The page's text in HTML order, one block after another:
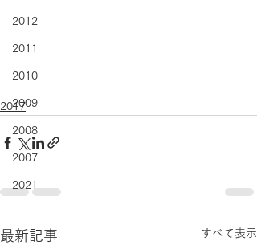
2012
2011
2010
2009
2008
2007
2021
2017
最新記事 すべて表示